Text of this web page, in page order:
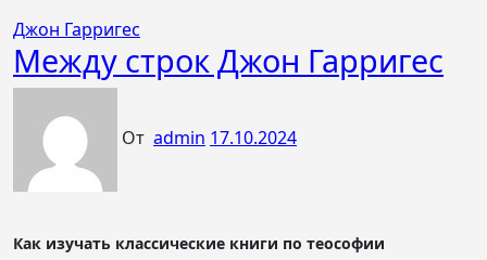
Джон Гарригес
Между строк Джон Гарригес
От admin 17.10.2024
Как изучать классические книги по теософии